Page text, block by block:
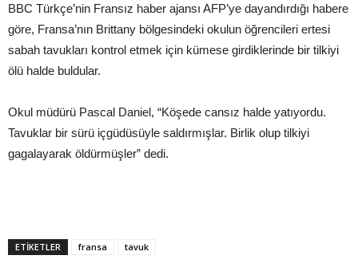
BBC Türkçe’nin Fransız haber ajansı AFP’ye dayandırdığı habere
göre, Fransa’nın Brittany bölgesindeki okulun öğrencileri ertesi
sabah tavukları kontrol etmek için kümese girdiklerinde bir tilkiyi
ölü halde buldular.
Okul müdürü Pascal Daniel, “Köşede cansız halde yatıyordu.
Tavuklar bir sürü içgüdüsüyle saldırmışlar. Birlik olup tilkiyi
gagalayarak öldürmüşler” dedi.
ETIKETLER fransa tavuk